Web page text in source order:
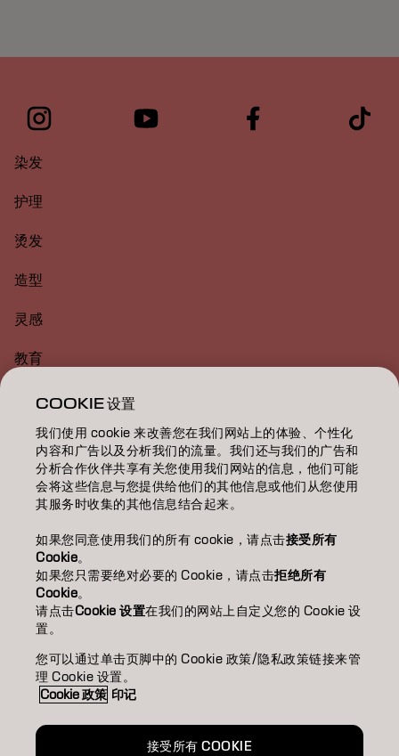
染发
护理
烫发
造型
灵感
教育
关于
美发沙龙查找
成为合作伙伴
联系我们
版权声明隐私政策Cookie 政策使用条款无障碍访问
可持续发展承诺
CN | Chinese (Traditional)
Goldwell隶属于
COOKIE 设置
我们使用 cookie 来改善您在我们网站上的体验、个性化
内容和广告以及分析我们的流量。我们还与我们的广告和
分析合作伙伴共享有关您使用我们网站的信息，他们可能
会将这些信息与您提供给他们的其他信息或他们从您使用
其服务时收集的其他信息结合起来。
如果您同意使用我们的所有 cookie，请点击接受所有
Cookie。
如果您只需要绝对必要的 Cookie，请点击拒绝所有
Cookie。
请点击Cookie 设置在我们的网站上自定义您的 Cookie 设
置。
您可以通过单击页脚中的 Cookie 政策/隐私政策链接来管
理 Cookie 设置。
Cookie 政策 印记
接受所有 COOKIE